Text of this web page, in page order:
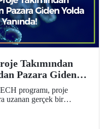
Takımından
Pazara Giden
programı, proje
uzanan gerçek bir